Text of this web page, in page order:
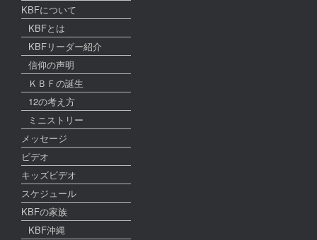
KBFについて
KBFとは
KBFリーダー紹介
信仰の声明
ＫＢＦの誕生
12の考え方
ミニストリー
メッセージ
ビデオ
キッズビデオ
スケジュール
KBFの家族
KBF沖縄